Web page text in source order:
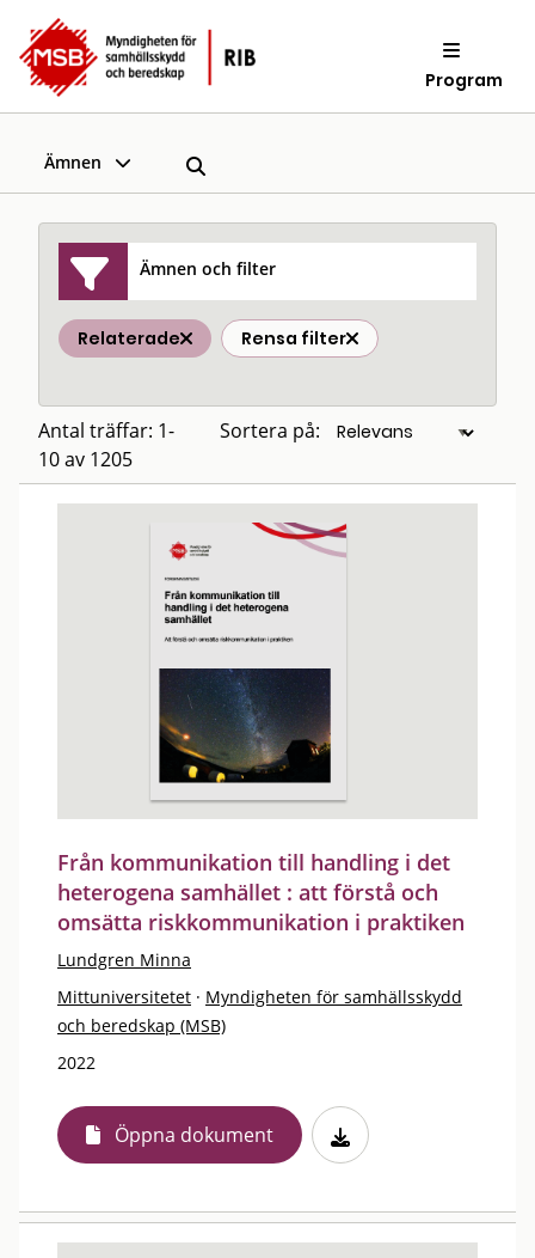
Program
Ämnen
Ämnen och filter
Relaterade Rensa filter
Antal träffar: 1-
10 av 1205
Sortera på:
Från kommunikation till handling i det
heterogena samhället : att förstå och
omsätta riskkommunikation i praktiken
Lundgren Minna
Mittuniversitetet · Myndigheten för samhällsskydd
och beredskap (MSB)
2022
Öppna dokument